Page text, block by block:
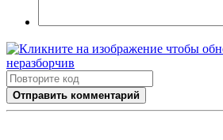
Отправить комментарий